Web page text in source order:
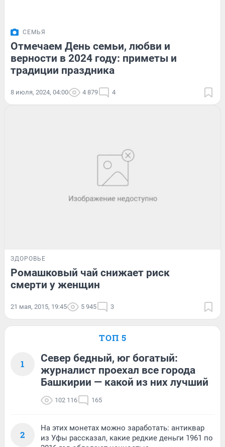
СЕМЬЯ
Отмечаем День семьи, любви и
верности в 2024 году: приметы и
традиции праздника
8 июля, 2024, 04:00 4 879 4
ЗДОРОВЬЕ
Ромашковый чай снижает риск
смерти у женщин
21 мая, 2015, 19:45 5 945 3
ТОП 5
1
Север бедный, юг богатый:
журналист проехал все города
Башкирии — какой из них лучший
102 116 165
2
На этих монетах можно заработать: антиквар
из Уфы рассказал, какие редкие деньги 1961 по